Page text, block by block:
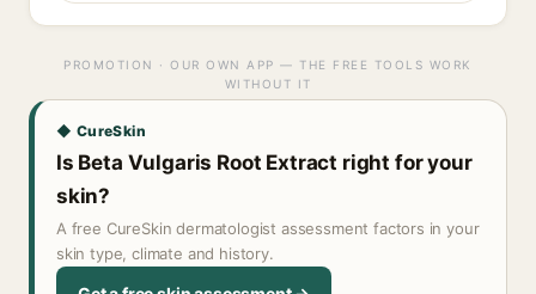
PROMOTION · OUR OWN APP — THE FREE TOOLS WORK
WITHOUT IT
◆ CureSkin
Is Beta Vulgaris Root Extract right for your
skin?
A free CureSkin dermatologist assessment factors in your
skin type, climate and history.